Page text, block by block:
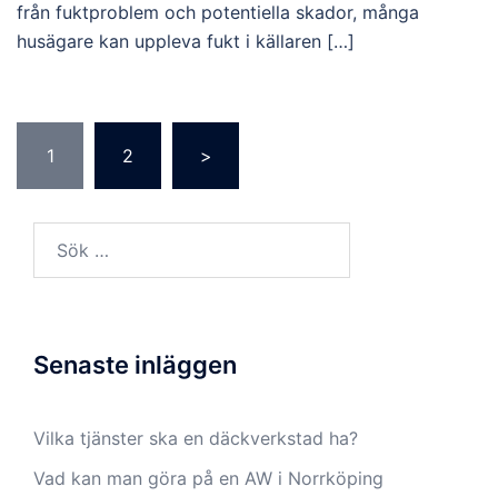
från fuktproblem och potentiella skador, många
husägare kan uppleva fukt i källaren […]
för
inlägg
1 2 >
Senaste inläggen
Vilka tjänster ska en däckverkstad ha?
Vad kan man göra på en AW i Norrköping